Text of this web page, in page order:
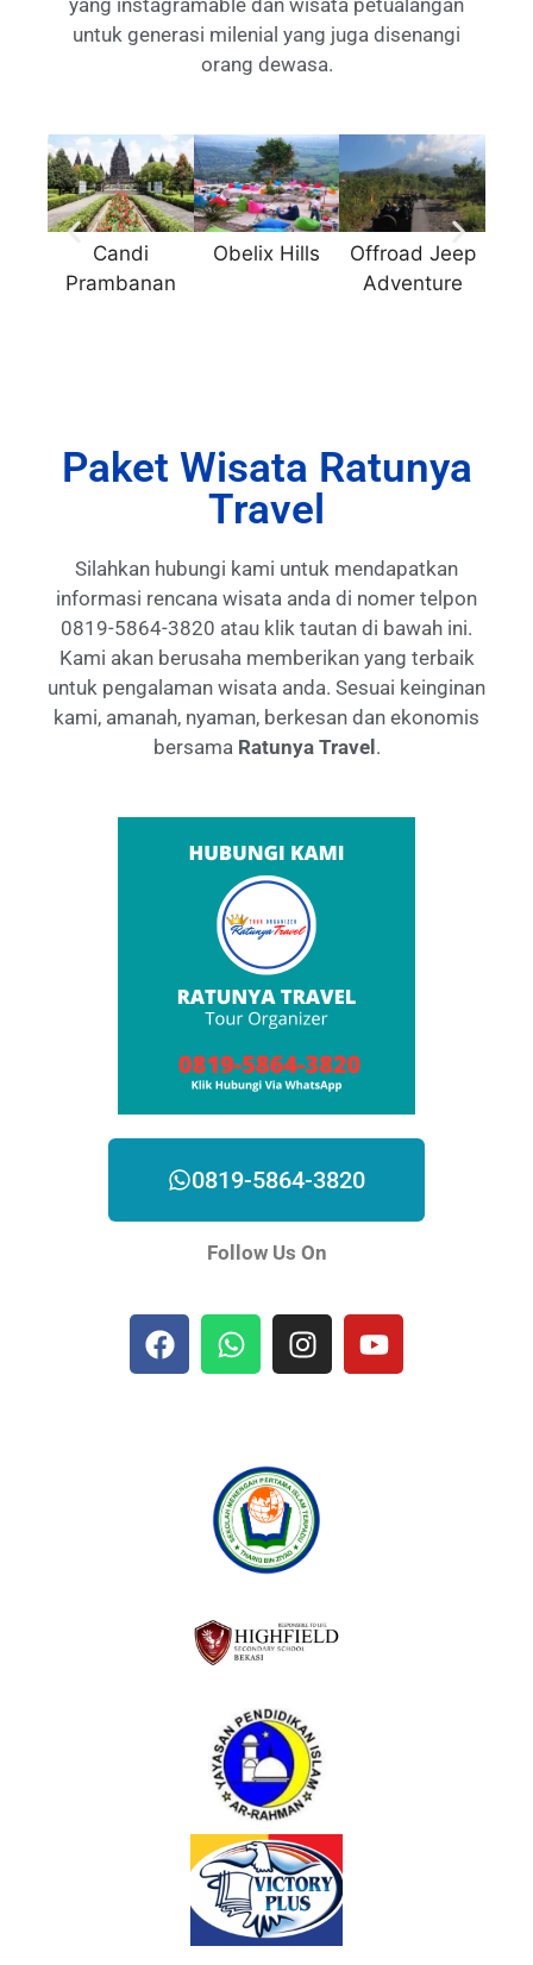
yang instagramable dan wisata petualangan
untuk generasi milenial yang juga disenangi
orang dewasa.
Candi
Prambanan
Obelix Hills
Offroad Jeep
Adventure
Paket Wisata Ratunya
Travel
Silahkan hubungi kami untuk mendapatkan
informasi rencana wisata anda di nomer telpon
0819-5864-3820 atau klik tautan di bawah ini.
Kami akan berusaha memberikan yang terbaik
untuk pengalaman wisata anda. Sesuai keinginan
kami, amanah, nyaman, berkesan dan ekonomis
bersamaRatunya Travel .
0819-5864-3820
Follow Us On